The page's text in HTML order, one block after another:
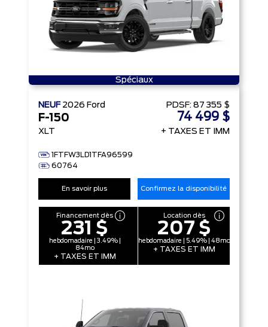
Spéciaux
NEUF 2026 Ford
F-150
XLT
1FTFW3LD1TFA96599
60764
PDSF: 87 355 $
74 499 $
+ TAXES ET IMM
En savoir plus Confirmez la disponibilité
Financement dès
231 $
hebdomadaire | 3.49% |
84mo
+ TAXES ET IMM
Location dès
207 $
hebdomadaire | 5.49% | 48mo
+ TAXES ET IMM